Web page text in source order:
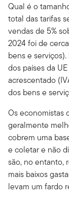
Qual é o
total das tarifas
vendas de 5%
2024 foi de
bens e
dos países da
acrescentado
dos bens e
Os economistas
geralmente
cobrem uma
e coletar e não
são, no entanto,
mais baixos
levam um fardo